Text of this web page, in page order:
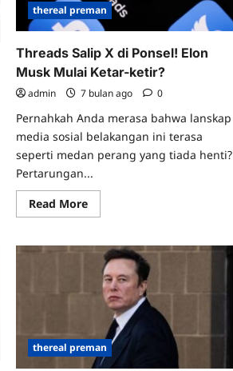
thereal preman
Threads Salip X di Ponsel! Elon
Musk Mulai Ketar-ketir?
admin 7 bulan ago 0
Pernahkah Anda merasa bahwa lanskap
media sosial belakangan ini terasa
seperti medan perang yang tiada henti?
Pertarungan...
Read MoreRead
more
Salip
Ponsel!
Elon
Musk
Mulai
Ketar-
ketir?
thereal preman